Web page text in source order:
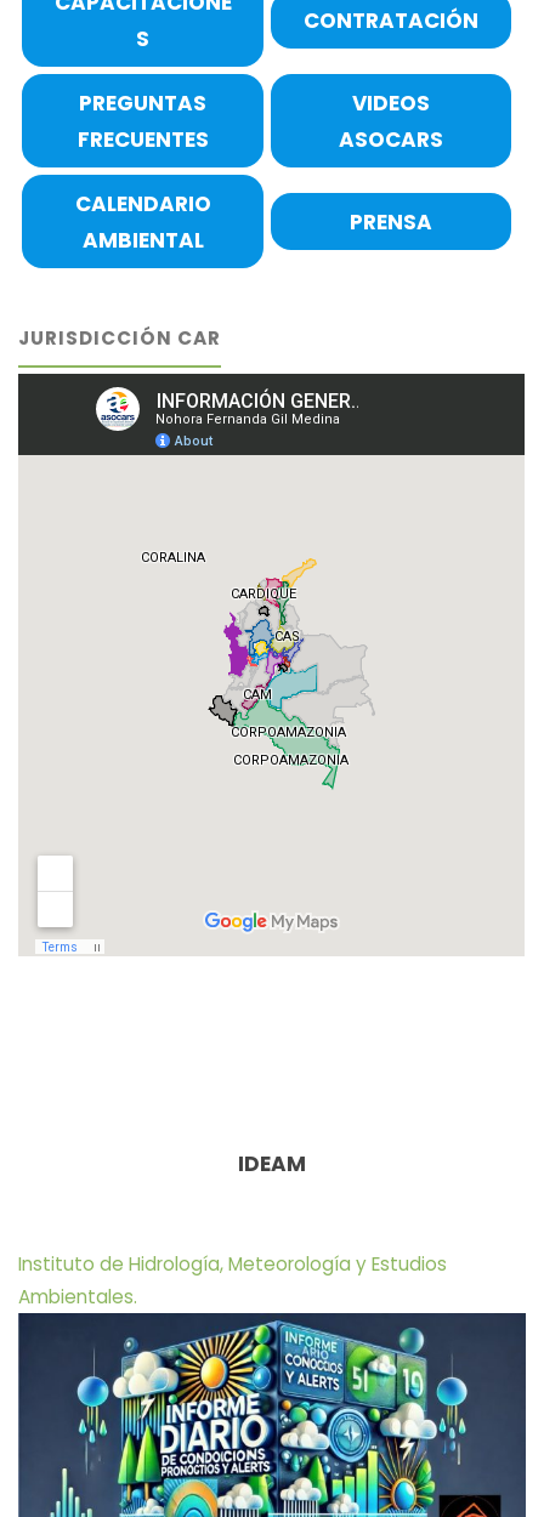
S
CONTRATACIÓN
PREGUNTAS
FRECUENTES
VIDEOS
ASOCARS
CALENDARIO
AMBIENTAL
PRENSA
JURISDICCIÓN CAR
IDEAM
Instituto de Hidrología, Meteorología y Estudios
Ambientales.